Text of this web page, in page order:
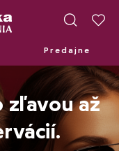
Predajne
Predajne
zľavou až